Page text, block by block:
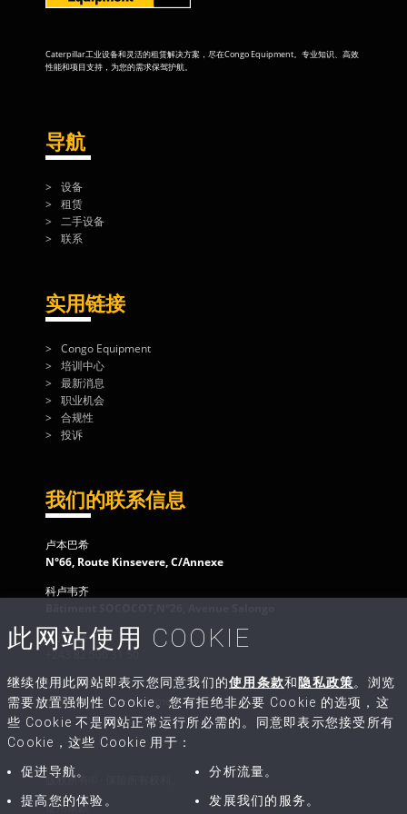
Caterpillar工业设备和灵活的租赁解决方案，尽在Congo Equipment。专业知识、高效
性能和项目支持，为您的需求保驾护航。
导航
设备
租赁
二手设备
联系
实用链接
Congo Equipment
培训中心
最新消息
职业机会
合规性
投诉
我们的联系信息
卢本巴希
N°66, Route Kinsevere, C/Annexe
科卢韦齐
客户服务
+243 82 500 31 50
给我们写信
contact@congo-equipment.com
版权所有© - 保留所有权利。
使用条款
此网站使用 COOKIE
继续使用此网站即表示您同意我们的使用条款和 隐私政策。浏览
需要放置强制性 Cookie。您有拒绝非必要 Cookie 的选项，这
些 Cookie 不是网站正常运行所必需的。同意即表示您接受所有
Cookie，这些 Cookie 用于：
促进导航。
分析流量。
提高您的体验。
发展我们的服务。